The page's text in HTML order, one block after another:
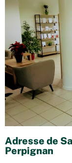
Adresse de
Perpignan